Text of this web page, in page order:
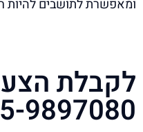
ומאפשרת לתושבים
לקבלת
9897080